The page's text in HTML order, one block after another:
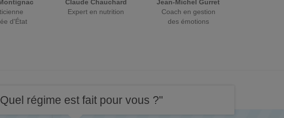
d'État
Claude Chauchard
Expert en nutrition
Jean-Michel Gurret
Coach en gestion
des émotions
régime est fait pour vous ?"